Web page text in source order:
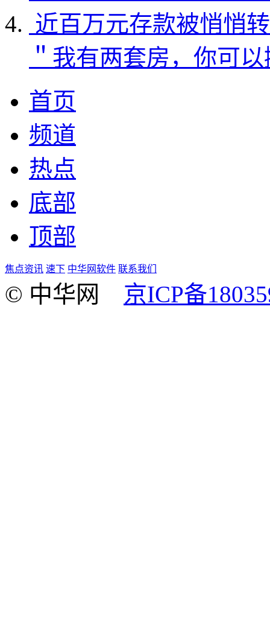
近百万元存款被悄悄
＂我有两套房，你可
首页
频道
热点
底部
顶部
焦点资讯 速下 中华网软件 联系我们
© 中华网 京ICP备